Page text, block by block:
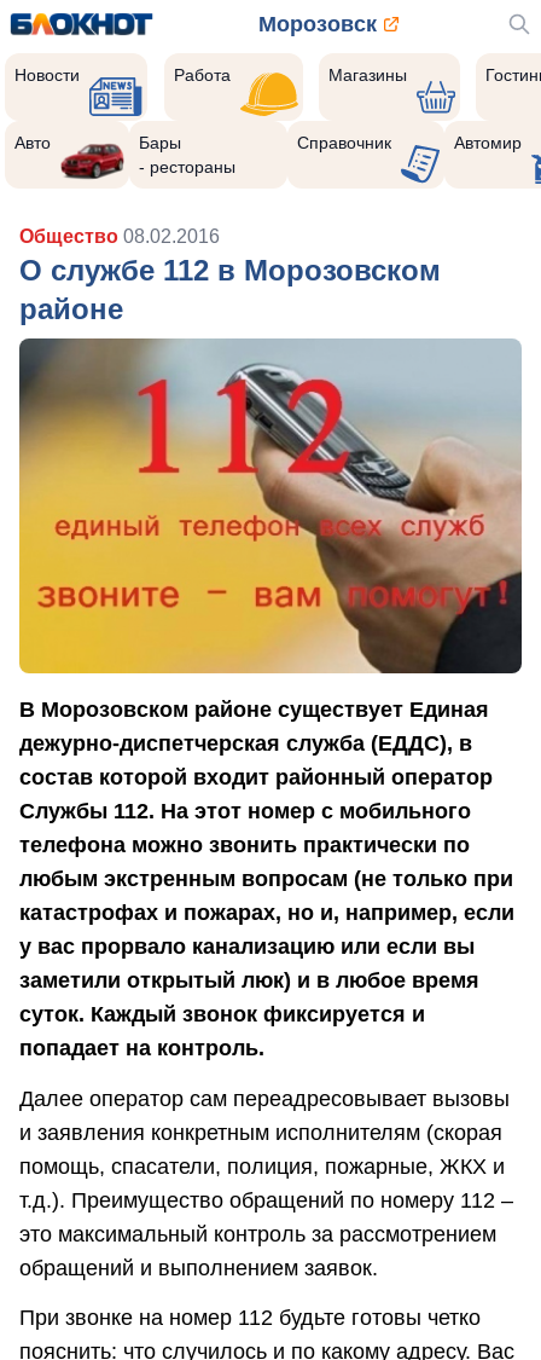
Морозовск
Новости Работа Магазины
Авто
Бары
- рестораны
Справочник Автомир
Общество 08.02.2016
О службе 112 в Морозовском
районе
В Морозовском районе существует Единая
дежурно-диспетчерская служба (ЕДДС), в
состав которой входит районный оператор
Службы 112. На этот номер с мобильного
телефона можно звонить практически по
любым экстренным вопросам (не только при
катастрофах и пожарах, но и, например, если
у вас прорвало канализацию или если вы
заметили открытый люк) и в любое время
суток. Каждый звонок фиксируется и
попадает на контроль.
Далее оператор сам переадресовывает вызовы
и заявления конкретным исполнителям (скорая
помощь, спасатели, полиция, пожарные, ЖКХ и
т.д.). Преимущество обращений по номеру 112 –
это максимальный контроль за рассмотрением
обращений и выполнением заявок.
При звонке на номер 112 будьте готовы четко
пояснить: что случилось и по какому адресу. Вас